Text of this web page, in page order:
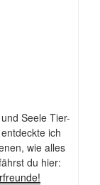
Seele Tier-
ich
wie alles
du hier: